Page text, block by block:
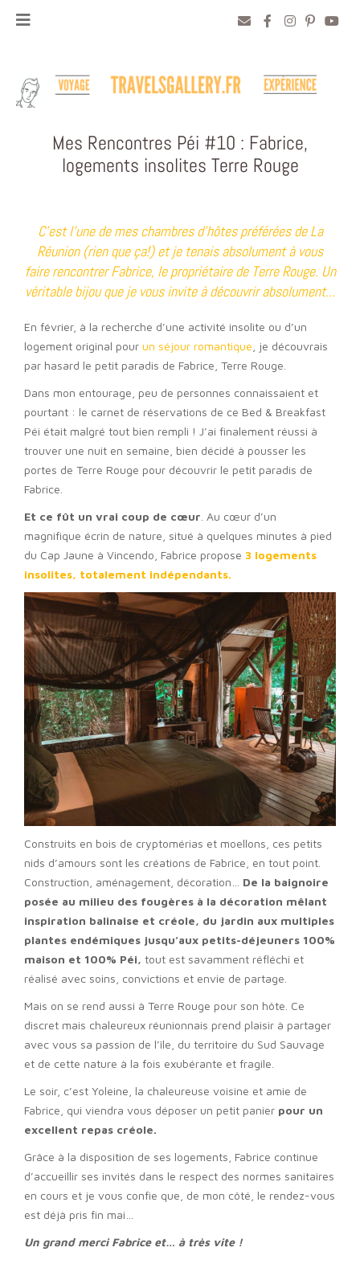
Mes Rencontres Péi #10 : Fabrice,
logements insolites Terre Rouge
C'est l'une de mes chambres d'hôtes préférées de La
Réunion (rien que ça!) et je tenais absolument à vous
faire rencontrer Fabrice, le propriétaire de Terre Rouge. Un
véritable bijou que je vous invite à découvrir absolument...
En février, à la recherche d’une activité insolite ou d’un
logement original pour un séjour romantique , je découvrais
par hasard le petit paradis de Fabrice, Terre Rouge.
Dans mon entourage, peu de personnes connaissaient et
pourtant : le carnet de réservations de ce Bed & Breakfast
Péi était malgré tout bien rempli ! J’ai finalement réussi à
trouver une nuit en semaine, bien décidé à pousser les
portes de Terre Rouge pour découvrir le petit paradis de
Fabrice.
Et ce fût un vrai coup de cœur . Au cœur d’un
magnifique écrin de nature, situé à quelques minutes à pied
du Cap Jaune à Vincendo, Fabrice propose 3 logements
insolites, totalement indépendants.
Construits en bois de cryptomérias et moellons, ces petits
nids d’amours sont les créations de Fabrice, en tout point.
Construction, aménagement, décoration… De la baignoire
posée au milieu des fougères à la décoration mêlant
inspiration balinaise et créole, du jardin aux multiples
plantes endémiques jusqu’aux petits-déjeuners 100%
maison et 100% Péi, tout est savamment réfléchi et
réalisé avec soins, convictions et envie de partage.
Mais on se rend aussi à Terre Rouge pour son hôte. Ce
discret mais chaleureux réunionnais prend plaisir à partager
avec vous sa passion de l’île, du territoire du Sud Sauvage
et de cette nature à la fois exubérante et fragile.
Le soir, c’est Yoleine, la chaleureuse voisine et amie de
Fabrice, qui viendra vous déposer un petit panier pour un
excellent repas créole.
Grâce à la disposition de ses logements, Fabrice continue
d’accueillir ses invités dans le respect des normes sanitaires
en cours et je vous confie que, de mon côté, le rendez-vous
est déjà pris fin mai…
Un grand merci Fabrice et… à très vite !